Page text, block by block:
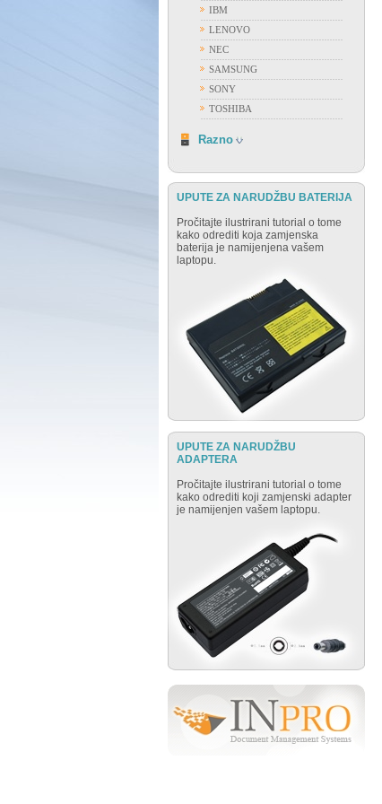
IBM
LENOVO
NEC
SAMSUNG
SONY
TOSHIBA
Razno
UPUTE ZA NARUDŽBU BATERIJA
Pročitajte ilustrirani tutorial o tome
kako odrediti koja zamjenska
baterija je namijenjena vašem
laptopu.
UPUTE ZA NARUDŽBU
ADAPTERA
Pročitajte ilustrirani tutorial o tome
kako odrediti koji zamjenski adapter
je namijenjen vašem laptopu.